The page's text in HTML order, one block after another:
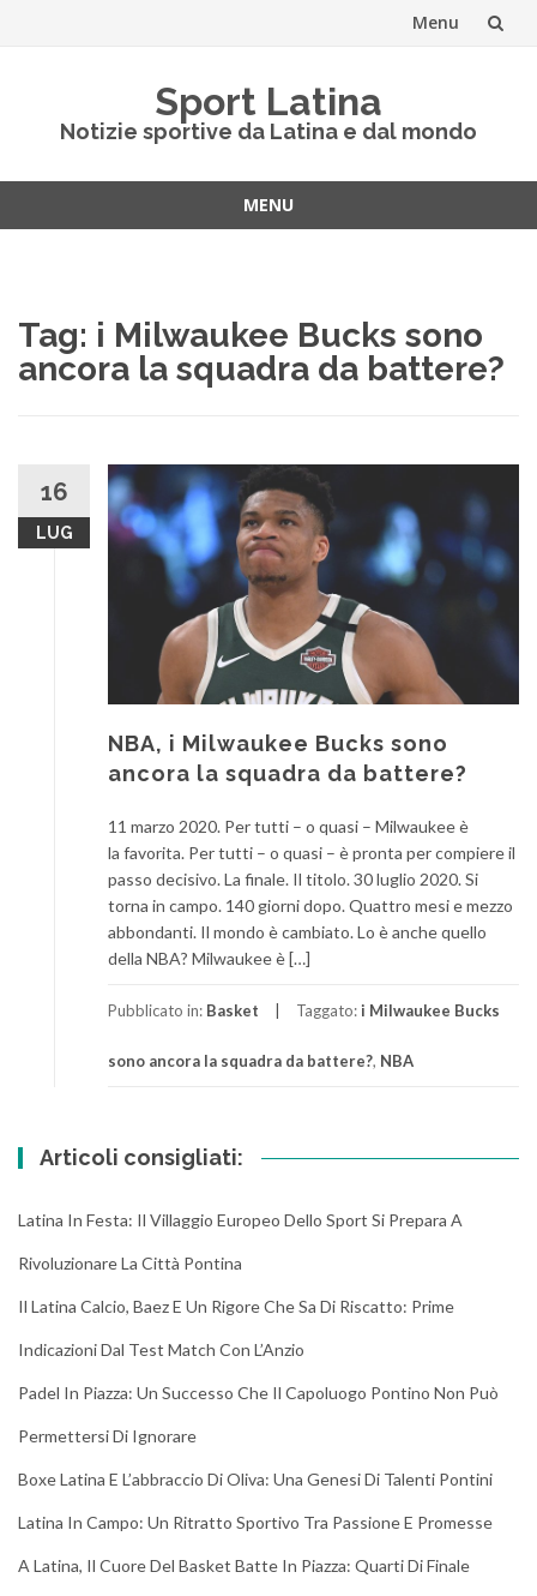
Menu
Sport Latina
Notizie sportive da Latina e dal mondo
MENU
Tag: i Milwaukee Bucks sono
ancora la squadra da battere?
16
LUG
NBA, i Milwaukee Bucks sono
ancora la squadra da battere?
11 marzo 2020. Per tutti – o quasi – Milwaukee è
la favorita. Per tutti – o quasi – è pronta per compiere il
passo decisivo. La finale. Il titolo. 30 luglio 2020. Si
torna in campo. 140 giorni dopo. Quattro mesi e mezzo
abbondanti. Il mondo è cambiato. Lo è anche quello
della NBA? Milwaukee è […]
Pubblicato in: Basket Taggato: i Milwaukee Bucks
sono ancora la squadra da battere?, NBA
Articoli consigliati:
Latina In Festa: Il Villaggio Europeo Dello Sport Si Prepara A
Rivoluzionare La Città Pontina
Il Latina Calcio, Baez E Un Rigore Che Sa Di Riscatto: Prime
Indicazioni Dal Test Match Con L’Anzio
Padel In Piazza: Un Successo Che Il Capoluogo Pontino Non Può
Permettersi Di Ignorare
Boxe Latina E L’abbraccio Di Oliva: Una Genesi Di Talenti Pontini
Latina In Campo: Un Ritratto Sportivo Tra Passione E Promesse
A Latina, Il Cuore Del Basket Batte In Piazza: Quarti Di Finale